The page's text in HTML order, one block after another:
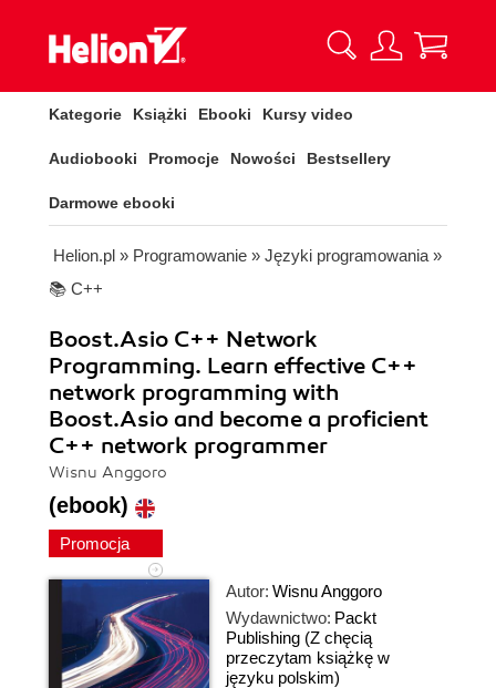
Kategorie Książki Ebooki Kursy video
Audiobooki Promocje Nowości Bestsellery
Darmowe ebooki
Helion.pl » Programowanie » Języki programowania »
📚 C++
Boost.Asio C++ Network
Programming. Learn effective C++
network programming with
Boost.Asio and become a proficient
C++ network programmer
Wisnu Anggoro
(ebook)
Promocja
Autor: Wisnu Anggoro
Wydawnictwo: Packt
Publishing (Z chęcią
przeczytam książkę w
języku polskim)